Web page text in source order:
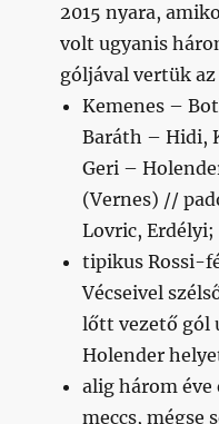
2015 nyara,
volt ugyanis
góljával vertük
Kemenes –
Baráth – Hidi,
Geri –
(Vernes) //
Lovric, Erdélyi;
tipikus Rossi-
Vécseivel
lőtt vezető gól
Holender
alig három éve
meccs, mégse